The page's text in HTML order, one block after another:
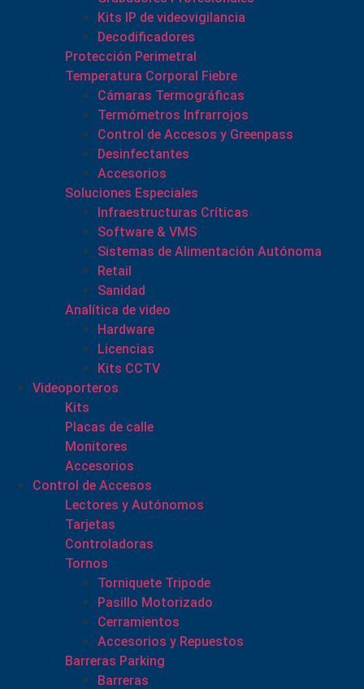
Kits IP de videovigilancia
Decodificadores
Protección Perimetral
Temperatura Corporal Fiebre
Cámaras Termográficas
Termómetros Infrarrojos
Control de Accesos y Greenpass
Desinfectantes
Accesorios
Soluciones Especiales
Infraestructuras Críticas
Software & VMS
Sistemas de Alimentación Autónoma
Retail
Sanidad
Analítica de video
Hardware
Licencias
Kits CCTV
Videoporteros
Kits
Placas de calle
Monitores
Accesorios
Control de Accesos
Lectores y Autónomos
Tarjetas
Controladoras
Tornos
Torniquete Tripode
Pasillo Motorizado
Cerramientos
Accesorios y Repuestos
Barreras Parking
Barreras